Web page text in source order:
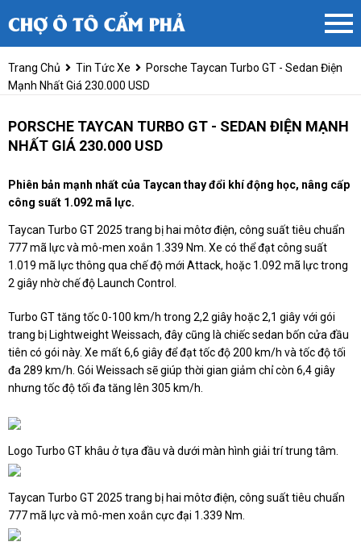
Trang Chủ Tin Tức Xe
Porsche Taycan Turbo GT - Sedan Điện
Mạnh Nhất Giá 230.000 USD
PORSCHE TAYCAN TURBO GT - SEDAN ĐIỆN MẠNH
NHẤT GIÁ 230.000 USD
Phiên bản mạnh nhất của Taycan thay đổi khí động học, nâng cấp
công suất 1.092 mã lực.
Taycan Turbo GT 2025 trang bị hai môtơ điện, công suất tiêu chuẩn
777 mã lực và mô-men xoắn 1.339 Nm. Xe có thể đạt công suất
1.019 mã lực thông qua chế độ mới Attack, hoặc 1.092 mã lực trong
2 giây nhờ chế độ Launch Control.
Turbo GT tăng tốc 0-100 km/h trong 2,2 giây hoặc 2,1 giây với gói
trang bị Lightweight Weissach, đây cũng là chiếc sedan bốn cửa đầu
tiên có gói này. Xe mất 6,6 giây để đạt tốc độ 200 km/h và tốc độ tối
đa 289 km/h. Gói Weissach sẽ giúp thời gian giảm chỉ còn 6,4 giây
nhưng tốc độ tối đa tăng lên 305 km/h.
Logo Turbo GT khâu ở tựa đầu và dưới màn hình giải trí trung tâm.
Taycan Turbo GT 2025 trang bị hai môtơ điện, công suất tiêu chuẩn
777 mã lực và mô-men xoắn cực đại 1.339 Nm.